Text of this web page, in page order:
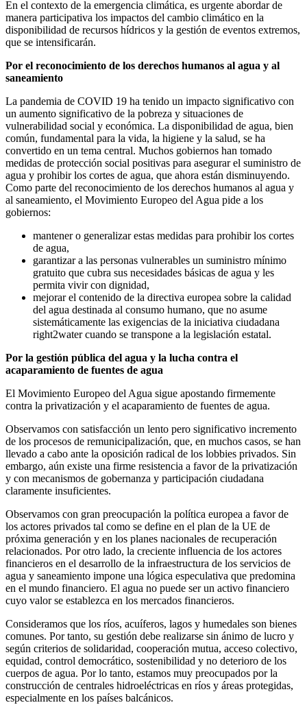
En el contexto de la emergencia climática, es urgente abordar de
manera participativa los impactos del cambio climático en la
disponibilidad de recursos hídricos y la gestión de eventos extremos,
que se intensificarán.
Por el reconocimiento de los derechos humanos al agua y al
saneamiento
La pandemia de COVID 19 ha tenido un impacto significativo con
un aumento significativo de la pobreza y situaciones de
vulnerabilidad social y económica. La disponibilidad de agua, bien
común, fundamental para la vida, la higiene y la salud, se ha
convertido en un tema central. Muchos gobiernos han tomado
medidas de protección social positivas para asegurar el suministro de
agua y prohibir los cortes de agua, que ahora están disminuyendo.
Como parte del reconocimiento de los derechos humanos al agua y
al saneamiento, el Movimiento Europeo del Agua pide a los
gobiernos:
mantener o generalizar estas medidas para prohibir los cortes
de agua,
garantizar a las personas vulnerables un suministro mínimo
gratuito que cubra sus necesidades básicas de agua y les
permita vivir con dignidad,
mejorar el contenido de la directiva europea sobre la calidad
del agua destinada al consumo humano, que no asume
sistemáticamente las exigencias de la iniciativa ciudadana
right2water cuando se transpone a la legislación estatal.
Por la gestión pública del agua y la lucha contra el
acaparamiento de fuentes de agua
El Movimiento Europeo del Agua sigue apostando firmemente
contra la privatización y el acaparamiento de fuentes de agua.
Observamos con satisfacción un lento pero significativo incremento
de los procesos de remunicipalización, que, en muchos casos, se han
llevado a cabo ante la oposición radical de los lobbies privados. Sin
embargo, aún existe una firme resistencia a favor de la privatización
y con mecanismos de gobernanza y participación ciudadana
claramente insuficientes.
Observamos con gran preocupación la política europea a favor de
los actores privados tal como se define en el plan de la UE de
próxima generación y en los planes nacionales de recuperación
relacionados. Por otro lado, la creciente influencia de los actores
financieros en el desarrollo de la infraestructura de los servicios de
agua y saneamiento impone una lógica especulativa que predomina
en el mundo financiero. El agua no puede ser un activo financiero
cuyo valor se establezca en los mercados financieros.
Consideramos que los ríos, acuíferos, lagos y humedales son bienes
comunes. Por tanto, su gestión debe realizarse sin ánimo de lucro y
según criterios de solidaridad, cooperación mutua, acceso colectivo,
equidad, control democrático, sostenibilidad y no deterioro de los
cuerpos de agua. Por lo tanto, estamos muy preocupados por la
construcción de centrales hidroeléctricas en ríos y áreas protegidas,
especialmente en los países balcánicos.